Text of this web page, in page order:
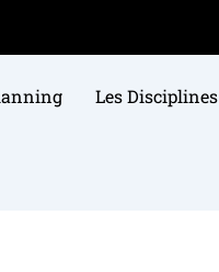
Les Disciplines